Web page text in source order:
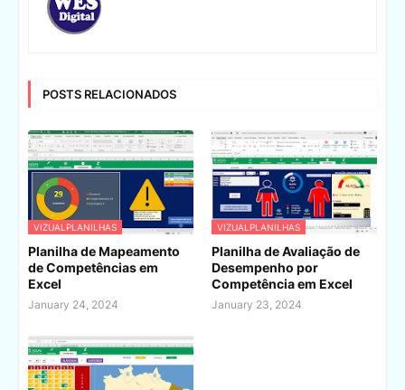
POSTS RELACIONADOS
VIZUALPLANILHAS
Planilha de Mapeamento
de Competências em
Excel
January 24, 2024
VIZUALPLANILHAS
Planilha de Avaliação de
Desempenho por
Competência em Excel
January 23, 2024